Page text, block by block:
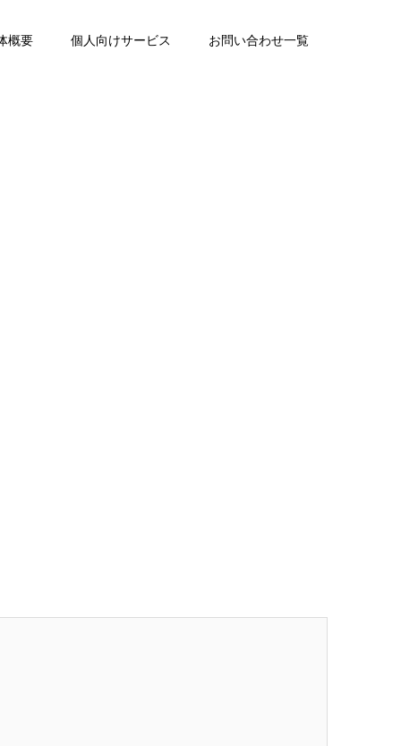
概要 個人向けサービス お問い合わせ一覧